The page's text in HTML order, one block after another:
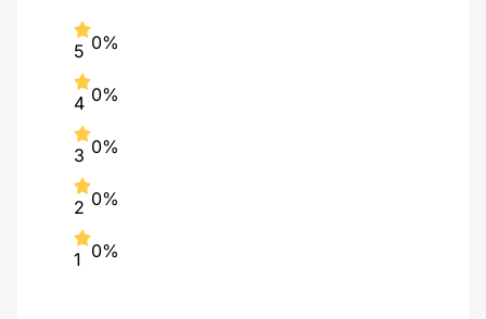
5 0%
4 0%
3 0%
2 0%
1 0%